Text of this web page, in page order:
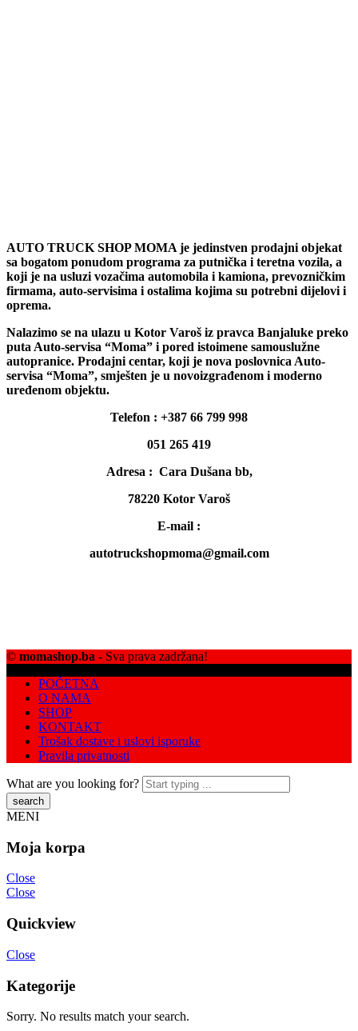
AUTO TRUCK SHOP MOMA je jedinstven prodajni objekat
sa bogatom ponudom programa za putnička i teretna vozila, a
koji je na usluzi vozačima automobila i kamiona, prevozničkim
firmama, auto-servisima i ostalima kojima su potrebni dijelovi i
oprema.
Nalazimo se na ulazu u Kotor Varoš iz pravca Banjaluke preko
puta Auto-servisa “Moma” i pored istoimene samouslužne
autopranice. Prodajni centar, koji je nova poslovnica Auto-
servisa “Moma”, smješten je u novoizgrađenom i moderno
uređenom objektu.
Telefon : +387 66 799 998
051 265 419
Adresa : Cara Dušana bb,
78220 Kotor Varoš
E-mail :
autotruckshopmoma@gmail.com
© momashop.ba - Sva prava zadržana!
POČETNA
O NAMA
SHOP
KONTAKT
Trošak dostave i uslovi isporuke
Pravila privatnosti
What are you looking for?
MENI
Moja korpa
Close
Close
Quickview
Close
Kategorije
Sorry. No results match your search.